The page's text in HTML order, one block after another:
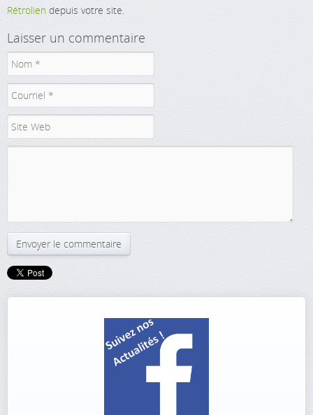
Rétrolien depuis votre site.
Laisser un commentaire